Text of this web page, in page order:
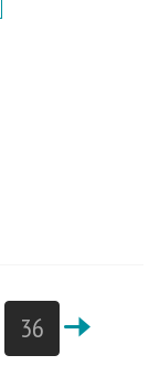
36